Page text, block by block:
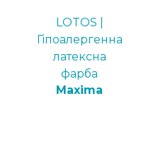
LOTOS |
Гіпоалергенна
латексна
фарба
Maxima